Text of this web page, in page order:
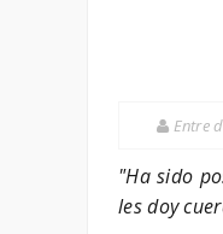
Entre
"Ha sido
les doy